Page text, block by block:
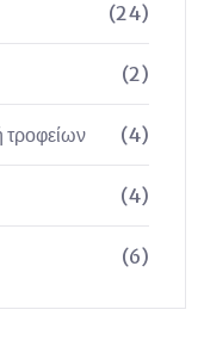
(24)
(2)
τροφείων (4)
(4)
(6)